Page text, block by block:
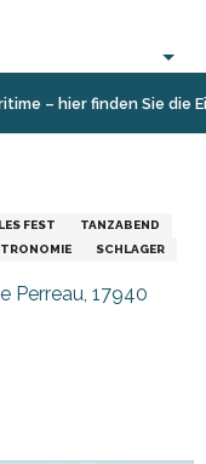
– hier finden Sie die
Folies
FEST
TANZABEND
SCHLAGER
Perreau, 17940